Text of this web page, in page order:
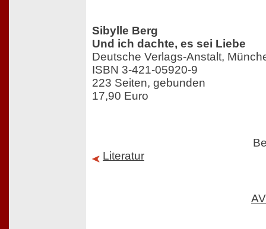
Sibylle Berg
Und ich dachte, es sei Liebe
Deutsche Verlags-Anstalt,
ISBN 3-421-05920-9
223 Seiten, gebunden
17,90 Euro
Literatur